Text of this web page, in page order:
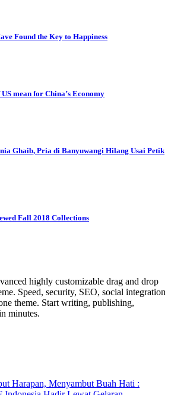
Found the Key to Happiness
mean for China’s Economy
Ghaib, Pria di Banyuwangi Hilang Usai Petik
Fall 2018 Collections
highly customizable drag and drop
Speed, security, SEO, social integration
theme. Start writing, publishing,
minutes.